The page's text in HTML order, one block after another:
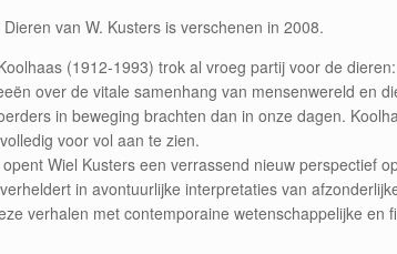
Dieren van W. Kusters is verschenen in 2008.
(1912-1993) trok al vroeg partij voor de
over de vitale samenhang van mensenwereld en
in beweging brachten dan in onze dagen.
voor vol aan te zien.
opent Wiel Kusters een verrassend nieuw perspectief
in avontuurlijke interpretaties van
verhalen met contemporaine wetenschappelijke en